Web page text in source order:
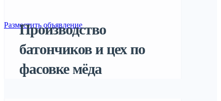
Разместить объявление
Производство
батончиков и цех по
фасовке мёда